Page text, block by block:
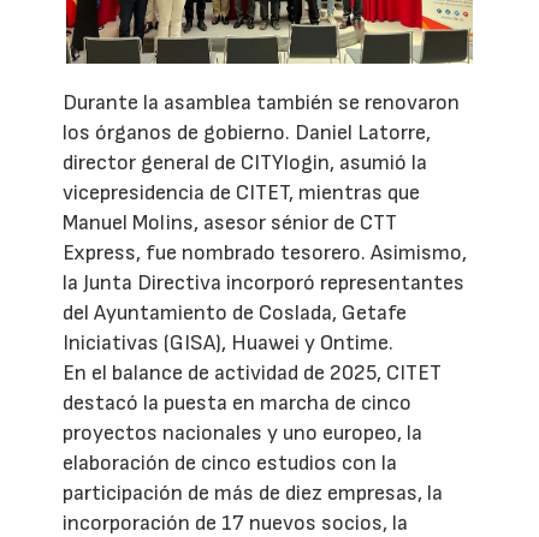
Durante la asamblea también se renovaron
los órganos de gobierno. Daniel Latorre,
director general de CITYlogin, asumió la
vicepresidencia de CITET, mientras que
Manuel Molins, asesor sénior de CTT
Express, fue nombrado tesorero. Asimismo,
la Junta Directiva incorporó representantes
del Ayuntamiento de Coslada, Getafe
Iniciativas (GISA), Huawei y Ontime.
En el balance de actividad de 2025, CITET
destacó la puesta en marcha de cinco
proyectos nacionales y uno europeo, la
elaboración de cinco estudios con la
participación de más de diez empresas, la
incorporación de 17 nuevos socios, la